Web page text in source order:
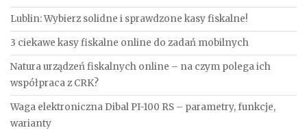
Lublin: Wybierz solidne i sprawdzone kasy fiskalne!
3 ciekawe kasy fiskalne online do zadań mobilnych
Natura urządzeń fiskalnych online – na czym polega ich
współpraca z CRK?
Waga elektroniczna Dibal PI-100 RS – parametry, funkcje,
warianty